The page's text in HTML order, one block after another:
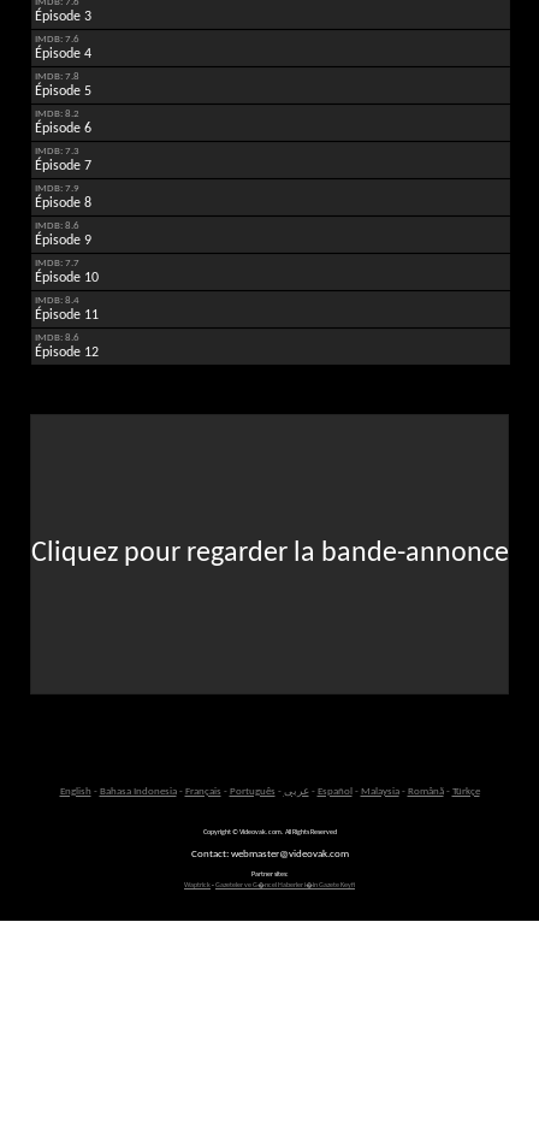
Épisode 3
IMDB: 7.6
Épisode 4
IMDB: 7.8
Épisode 5
IMDB: 8.2
Épisode 6
IMDB: 7.3
Épisode 7
IMDB: 7.9
Épisode 8
IMDB: 8.6
Épisode 9
IMDB: 7.7
Épisode 10
IMDB: 8.4
Épisode 11
IMDB: 8.6
Épisode 12
Cliquez pour regarder la bande-annonce
English - Bahasa Indonesia- Français - Português - عربى- Español - Malaysia- Română- Türkçe
Copyright © Videovak.com. All Rights Reserved
Contact: webmaster@videovak.com
Partner sites:
Waptrick-Gazeteler ve G�ncel Haberler i�in Gazete Keyfi